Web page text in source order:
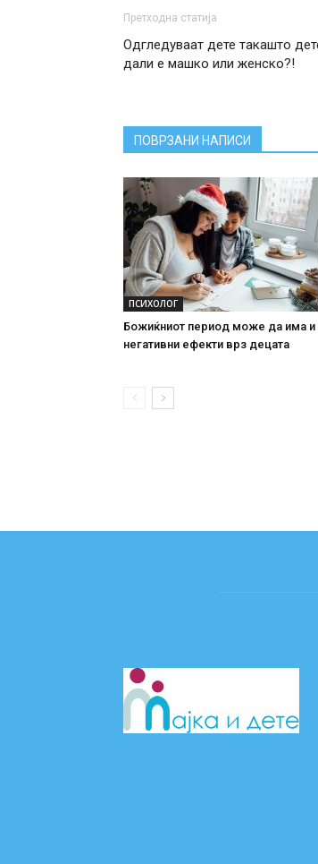
Претходна статија
Одгледуваат дете такашто
дали е машко или женско?!
ПОВРЗАНИ НАПИСИ
ПСИХОЛОГ
Божиќниот период може да има и
негативни ефекти врз децата